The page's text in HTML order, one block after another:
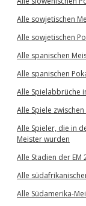
Alle sowjetischen
Alle sowjetischen
Alle spanischen
Alle spanischen
Alle Spielabbrüche
Alle Spiele
Alle Spieler, die in
Meister wurden
Alle Stadien der EM
Alle
Alle Südamerika-